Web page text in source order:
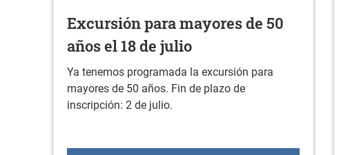
Excursión para mayores de 50
años el 18 de julio
Ya tenemos programada la excursión para
mayores de 50 años. Fin de plazo de
inscripción: 2 de julio.